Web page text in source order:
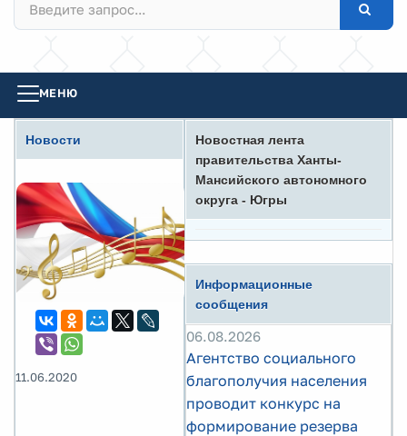
МЕНЮ
Новости
11.06.2020
Новостная лента
правительства Ханты-
Мансийского автономного
округа - Югры
Информационные
сообщения
06.08.2026
Агентство социального
благополучия населения
проводит конкурс на
формирование резерва